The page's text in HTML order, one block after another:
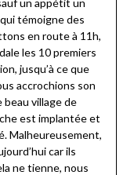
un appétit un
témoigne des
en route à 11h,
les 10 premiers
jusqu’à ce que
accrochions son
beau village de
est implantée et
Malheureusement,
car ils
ne tienne, nous